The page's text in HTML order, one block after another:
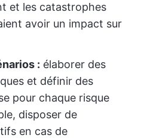
et les catastrophes
avoir un impact sur
: élaborer des
et définir des
pour chaque risque
disposer de
en cas de